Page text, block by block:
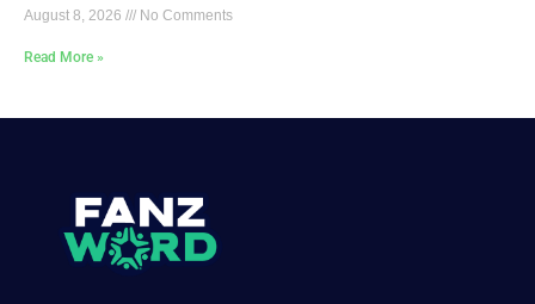
August 8, 2026 No Comments
Read More »